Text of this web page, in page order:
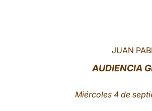
JUAN
AUDIENCIA
Miércoles 4 de